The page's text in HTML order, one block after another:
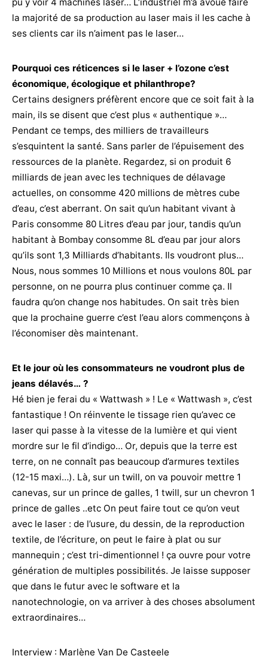
la majorité de sa production au laser mais il les cache à
ses clients car ils n’aiment pas le laser…
Pourquoi ces réticences si le laser + l’ozone c’est
économique, écologique et philanthrope?
Certains designers préfèrent encore que ce soit fait à la
main, ils se disent que c’est plus « authentique »…
Pendant ce temps, des milliers de travailleurs
s’esquintent la santé. Sans parler de l’épuisement des
ressources de la planète. Regardez, si on produit 6
milliards de jean avec les techniques de délavage
actuelles, on consomme 420 millions de mètres cube
d’eau, c’est aberrant. On sait qu’un habitant vivant à
Paris consomme 80 Litres d’eau par jour, tandis qu’un
habitant à Bombay consomme 8L d’eau par jour alors
qu’ils sont 1,3 Milliards d’habitants. Ils voudront plus…
Nous, nous sommes 10 Millions et nous voulons 80L par
personne, on ne pourra plus continuer comme ça. Il
faudra qu’on change nos habitudes. On sait très bien
que la prochaine guerre c’est l’eau alors commençons à
l’économiser dès maintenant.
Et le jour où les consommateurs ne voudront plus de
jeans délavés… ?
Hé bien je ferai du « Wattwash » ! Le « Wattwash », c’est
fantastique ! On réinvente le tissage rien qu’avec ce
laser qui passe à la vitesse de la lumière et qui vient
mordre sur le fil d’indigo… Or, depuis que la terre est
terre, on ne connaît pas beaucoup d’armures textiles
(12-15 maxi…). Là, sur un twill, on va pouvoir mettre 1
canevas, sur un prince de galles, 1 twill, sur un chevron 1
prince de galles ..etc On peut faire tout ce qu’on veut
avec le laser : de l’usure, du dessin, de la reproduction
textile, de l’écriture, on peut le faire à plat ou sur
mannequin ; c’est tri-dimentionnel ! ça ouvre pour votre
génération de multiples possibilités. Je laisse supposer
que dans le futur avec le software et la
nanotechnologie, on va arriver à des choses absolument
extraordinaires…
Interview : Marlène Van De Casteele